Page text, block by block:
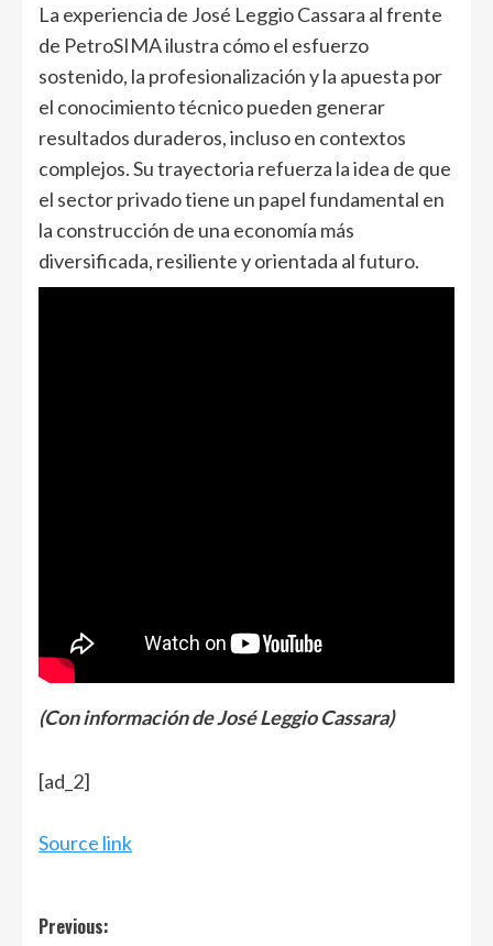
La experiencia de José Leggio Cassara al frente
de PetroSIMA ilustra cómo el esfuerzo
sostenido, la profesionalización y la apuesta por
el conocimiento técnico pueden generar
resultados duraderos, incluso en contextos
complejos. Su trayectoria refuerza la idea de que
el sector privado tiene un papel fundamental en
la construcción de una economía más
diversificada, resiliente y orientada al futuro.
(Con información de José Leggio Cassara)
Navegación
de
entradas
[ad_2]
Source link
Post
Previous: